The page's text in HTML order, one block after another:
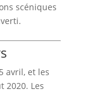
scéniques
avril, et les
2020. Les